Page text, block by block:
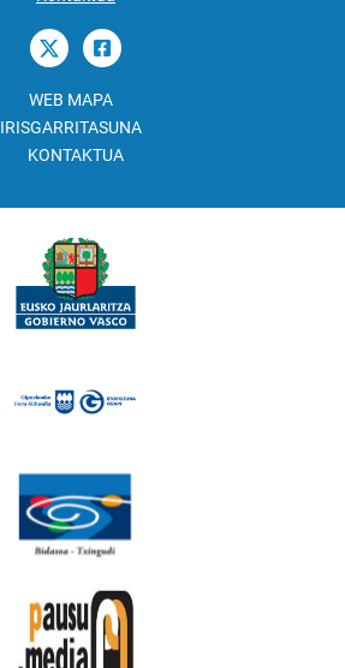
WEB MAPA
IRISGARRITASUNA
KONTAKTUA